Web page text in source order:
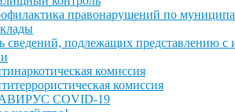
правонарушений по
сведений, подлежащих представлению с
комиссия
комиссия
COVID-19